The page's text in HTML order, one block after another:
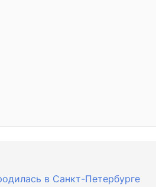
в Санкт-Петербурге